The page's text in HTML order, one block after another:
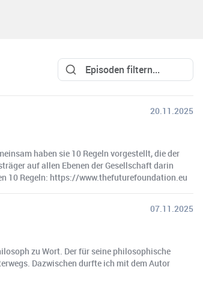
20.11.2025
haben sie 10 Regeln vorgestellt, die der
auf allen Ebenen der Gesellschaft darin
10 Regeln: https://www.thefuturefoundation.eu
07.11.2025
zu Wort. Der für seine philosophische
Dazwischen durfte ich mit dem Autor